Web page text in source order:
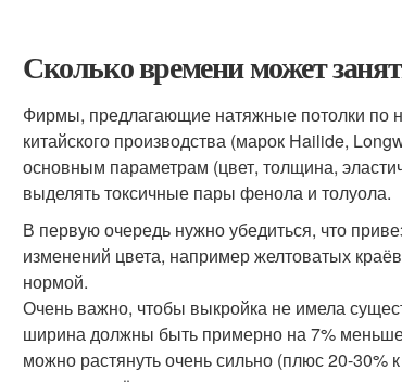
Сколько времени может
Фирмы, предлагающие натяжные потолки по
китайского производства (марок Hailide,
основным параметрам (цвет, толщина,
выделять токсичные пары фенола и толуола.
В первую очередь нужно убедиться, что
изменений цвета, например желтоватых
нормой.
Очень важно, чтобы выкройка не имела
ширина должны быть примерно на 7%
можно растянуть очень сильно (плюс 20-30%